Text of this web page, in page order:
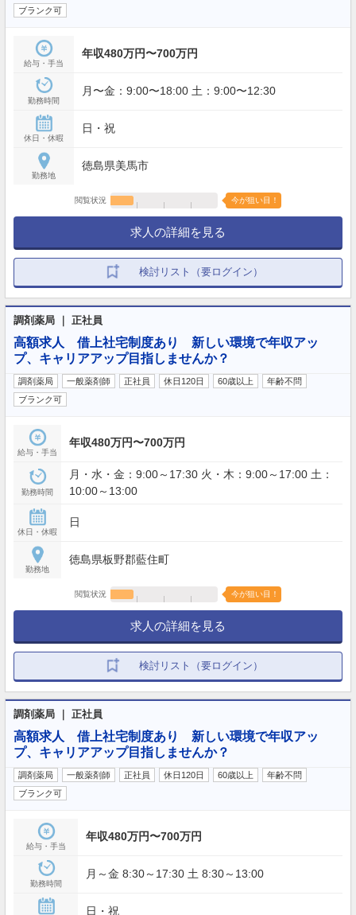
ブランク可
給与・手当
年収480万円〜700万円
勤務時間
月〜金：9:00〜18:00 土：9:00〜12:30
休日・休暇
日・祝
勤務地
徳島県美馬市
閲覧状況 今が狙い目！
求人の詳細を見る
検討リスト（要ログイン）
調剤薬局 ｜ 正社員
高額求人 借上社宅制度あり 新しい環境で年収アッ
プ、キャリアアップ目指しませんか？
調剤薬局 一般薬剤師 正社員 休日120日 60歳以上
年齢不問
ブランク可
給与・手当
年収480万円〜700万円
勤務時間
月・水・金：9:00～17:30 火・木：9:00～17:00 土：
10:00～13:00
休日・休暇
日
勤務地
徳島県板野郡藍住町
閲覧状況 今が狙い目！
求人の詳細を見る
検討リスト（要ログイン）
調剤薬局 ｜ 正社員
高額求人 借上社宅制度あり 新しい環境で年収アッ
プ、キャリアアップ目指しませんか？
調剤薬局 一般薬剤師 正社員 休日120日 60歳以上
年齢不問
ブランク可
給与・手当
年収480万円〜700万円
勤務時間
月～金 8:30～17:30 土 8:30～13:00
日・祝